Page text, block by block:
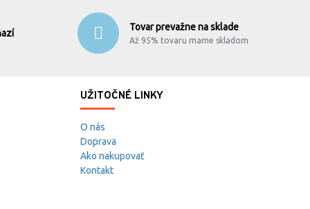
Tovar prevažne na sklade
Až 95% tovaru mame skladom
UŽITOČNÉ LINKY
O nás
Doprava
Ako nakupovať
Kontakt